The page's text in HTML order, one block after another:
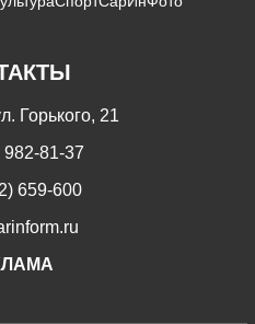
Горького, 21
982-81-37
659-600